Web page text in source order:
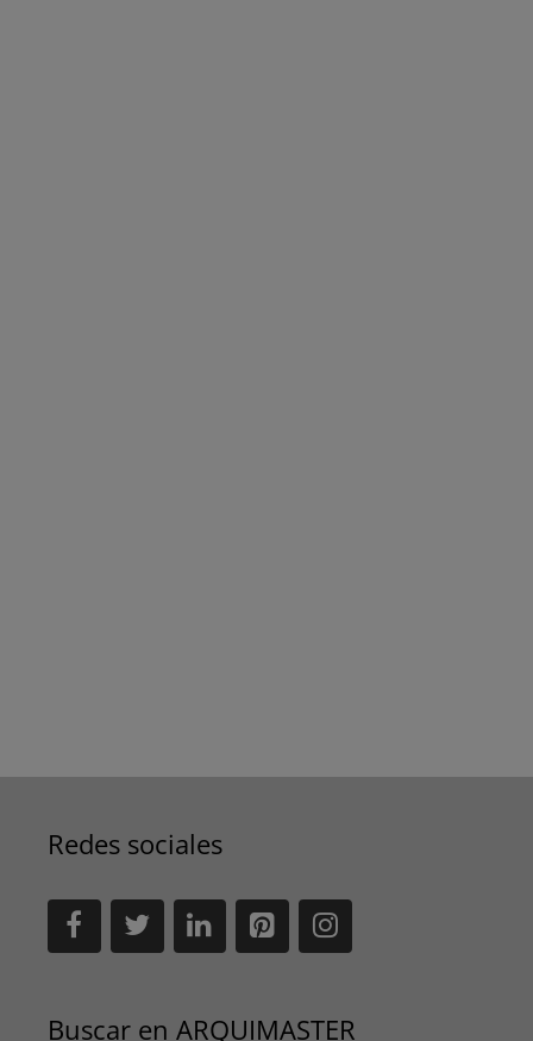
Redes sociales
Buscar en ARQUIMASTER